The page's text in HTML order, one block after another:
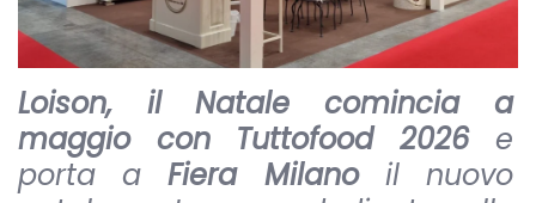
Loison, il Natale comincia a
maggio con Tuttofood 2026e
porta aFiera Milanoil nuovo